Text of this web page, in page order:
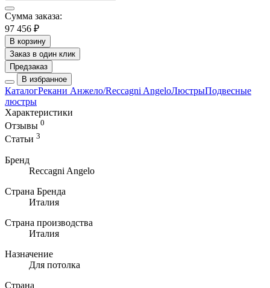
Сумма заказа:
97 456 ₽
В корзину
Заказ в один клик
Предзаказ
В избранное
КаталогРекани Анжело/Reccagni AngeloЛюстрыПодвесные
люстры
Характеристики
Отзывы 0
Статьи 3
Бренд
Reccagni Angelo
Страна Бренда
Италия
Страна производства
Италия
Назначение
Для потолка
Страна